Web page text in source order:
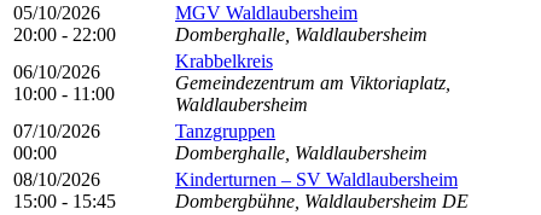
05/10/2026
20:00 - 22:00
MGV Waldlaubersheim
Domberghalle, Waldlaubersheim
06/10/2026
10:00 - 11:00
Krabbelkreis
Gemeindezentrum am Viktoriaplatz,
Waldlaubersheim
07/10/2026
00:00
Tanzgruppen
Domberghalle, Waldlaubersheim
08/10/2026
15:00 - 15:45
Kinderturnen – SV Waldlaubersheim
Dombergbühne, Waldlaubersheim DE